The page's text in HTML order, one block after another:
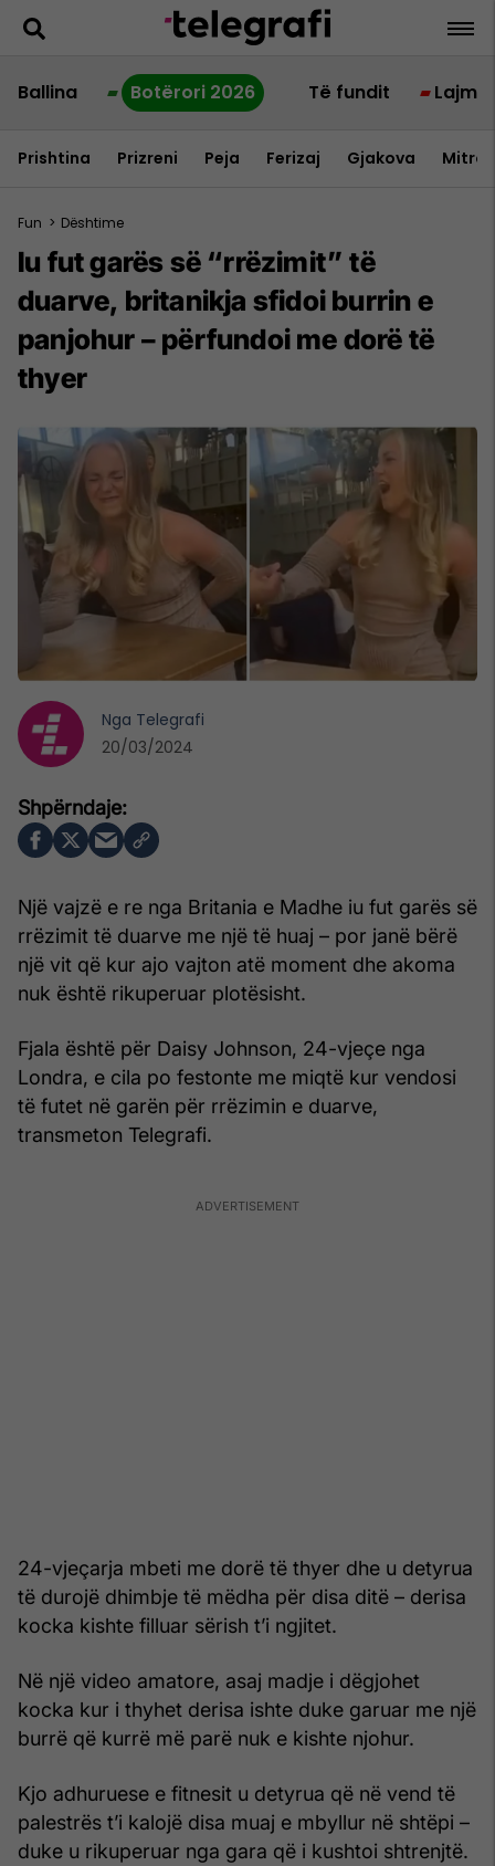
Ballina Botërori 2026 Të fundit Lajme
Prishtina Prizreni Peja Ferizaj Gjakova
Fun > Dështime
Iu fut garës së “rrëzimit” të
duarve, britanikja sfidoi burrin e
panjohur – përfundoi me dorë të
thyer
Një vajzë e re nga Britania e Madhe iu fut garës së
rrëzimit të duarve me një të huaj – por janë bërë
një vit që kur ajo vajton atë moment dhe akoma
nuk është rikuperuar plotësisht.
Fjala është për Daisy Johnson, 24-vjeçe nga
Londra, e cila po festonte me miqtë kur vendosi
të futet në garën për rrëzimin e duarve,
transmeton Telegrafi.
24-vjeçarja mbeti me dorë të thyer dhe u detyrua
të durojë dhimbje të mëdha për disa ditë – derisa
kocka kishte filluar sërish t’i ngjitet.
Në një video amatore, asaj madje i dëgjohet
kocka kur i thyhet derisa ishte duke garuar me një
burrë që kurrë më parë nuk e kishte njohur.
Kjo adhuruese e fitnesit u detyrua që në vend të
palestrës t’i kalojë disa muaj e mbyllur në shtëpi –
duke u rikuperuar nga gara që i kushtoi shtrenjtë.
Nga Telegrafi
20/03/2024